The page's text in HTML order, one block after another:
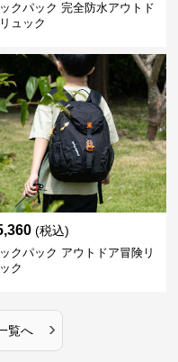
クパック 完全防水アウトド
ュック
(税込)
クパック アウトドア冒険リ
ク
覧へ ›